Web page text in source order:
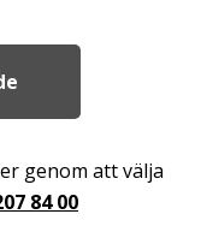
genom att välja
84 00